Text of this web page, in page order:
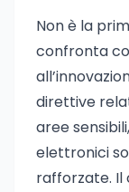
Non è la
confronta
direttive
aree
elettronici
rafforzate. Il